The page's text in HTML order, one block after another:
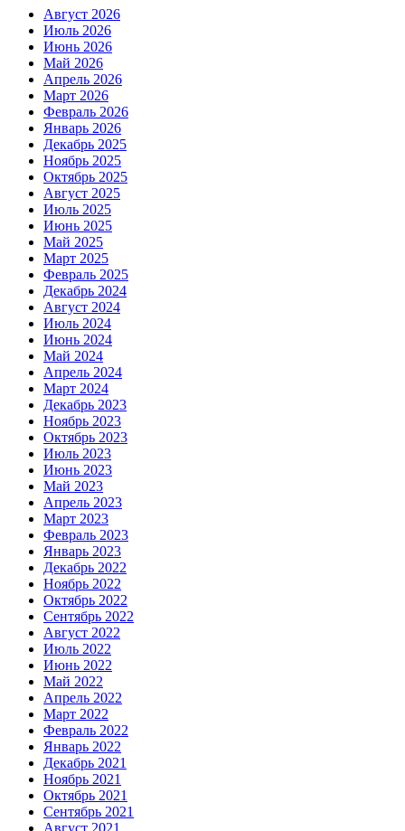
Август 2026
Июль 2026
Июнь 2026
Май 2026
Апрель 2026
Март 2026
Февраль 2026
Январь 2026
Декабрь 2025
Ноябрь 2025
Октябрь 2025
Август 2025
Июль 2025
Июнь 2025
Май 2025
Март 2025
Февраль 2025
Декабрь 2024
Август 2024
Июль 2024
Июнь 2024
Май 2024
Апрель 2024
Март 2024
Декабрь 2023
Ноябрь 2023
Октябрь 2023
Июль 2023
Июнь 2023
Май 2023
Апрель 2023
Март 2023
Февраль 2023
Январь 2023
Декабрь 2022
Ноябрь 2022
Октябрь 2022
Сентябрь 2022
Август 2022
Июль 2022
Июнь 2022
Май 2022
Апрель 2022
Март 2022
Февраль 2022
Январь 2022
Декабрь 2021
Ноябрь 2021
Октябрь 2021
Сентябрь 2021